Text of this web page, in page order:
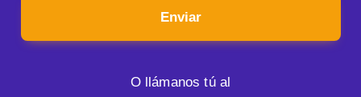
Enviar
O llámanos tú al